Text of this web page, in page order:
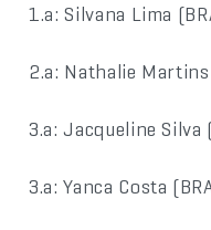
1.a: Silvana Lima
2.a: Nathalie
3.a: Jacqueline Silva
3.a: Yanca Costa